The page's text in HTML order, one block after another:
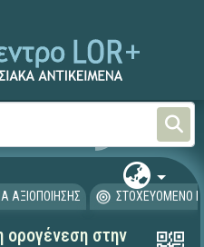
Γεωγραφία-Γεωλογία
ΑΞΙΟΠΟΙΗΣΗΣ ΣΤΟΧΕΥΟΜΕΝΟ
ορογένεση στην